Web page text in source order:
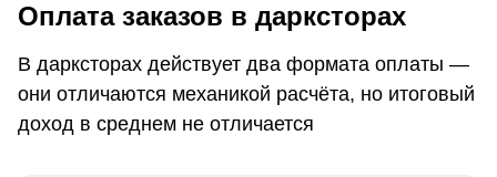
Оплата заказов в дарксторах
В дарксторах действует два формата оплаты —
они отличаются механикой расчёта, но итоговый
доход в среднем не отличается